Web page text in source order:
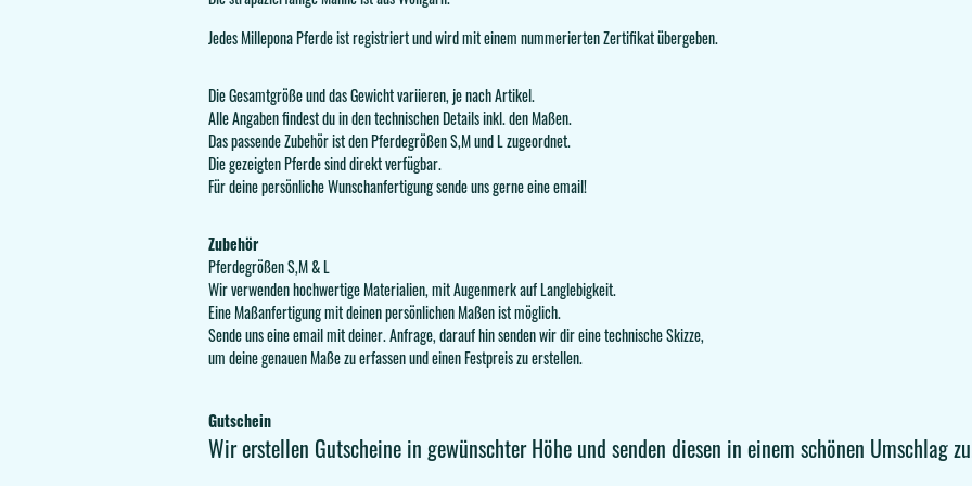
Jedes Millepona Pferde ist registriert und wird mit einem nummerierten Zertifikat übergeben.
Die Gesamtgröße und das Gewicht variieren, je nach Artikel.
Alle Angaben findest du in den technischen Details inkl. den Maßen.
Das passende Zubehör ist den Pferdegrößen S,M und L zugeordnet.
Die gezeigten Pferde sind direkt verfügbar.
Für deine persönliche Wunschanfertigung sende uns gerne eine email!
Zubehör
Pferdegrößen S,M & L
Wir verwenden hochwertige Materialien, mit Augenmerk auf Langlebigkeit.
Eine Maßanfertigung mit deinen persönlichen Maßen ist möglich.
Sende uns eine email mit deiner. Anfrage, darauf hin senden wir dir eine technische Skizze,
um deine genauen Maße zu erfassen und einen Festpreis zu erstellen.
Gutschein
Wir erstellen Gutscheine in gewünschter Höhe und senden diesen in einem schönen Umschlag